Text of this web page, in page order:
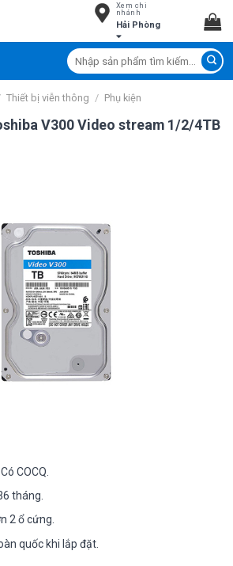
Xem chi
nhánh
Hải Phòng
Tìm
kiếm:
Thiết bị viễn thông / Phụ kiện
V300 Video stream 1/2/4TB
COCQ.
tháng.
2 ổ cứng.
quốc khi lắp đặt.